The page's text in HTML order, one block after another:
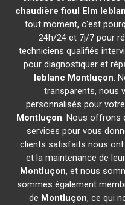
chaudière fioul Elm
tout moment, c'est
24h/24 et 7j/7 pour
techniciens qualifiés
pour diagnostiquer et
leblanc Montluçon.
transparents, nous
personnalisés pour votre
Montluçon. Nous offrons
services pour vous
clients satisfaits nous
et la maintenance de leur
Montluçon, et nous
sommes également
de Montluçon, ce qui